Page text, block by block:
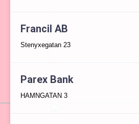
Francil AB
Stenyxegatan 23
Parex Bank
HAMNGATAN 3